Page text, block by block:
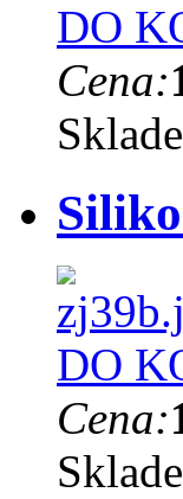
DO
Cena:
DO
Cena: